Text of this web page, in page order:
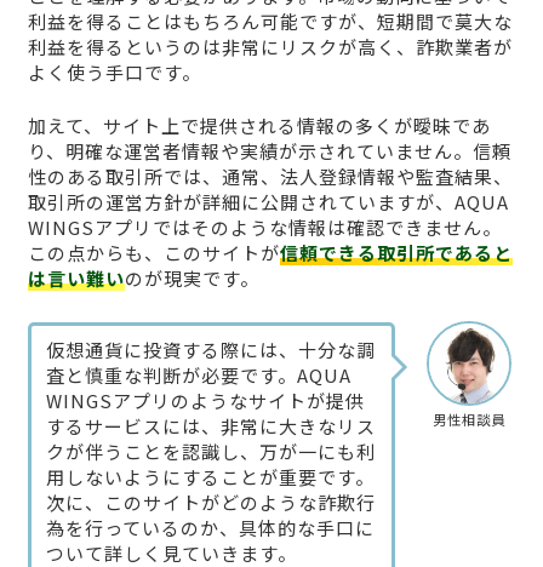
利益を得ることはもちろん可能ですが、短期間で莫大な
利益を得るというのは非常にリスクが高く、詐欺業者が
よく使う手口です。
加えて、サイト上で提供される情報の多くが曖昧であ
り、明確な運営者情報や実績が示されていません。信頼
性のある取引所では、通常、法人登録情報や監査結果、
取引所の運営方針が詳細に公開されていますが、AQUA
WINGSアプリではそのような情報は確認できません。
この点からも、このサイトが信頼できる取引所であると
は言い難いのが現実です。
男性相談員
仮想通貨に投資する際には、十分な調
査と慎重な判断が必要です。AQUA
WINGSアプリのようなサイトが提供
するサービスには、非常に大きなリス
クが伴うことを認識し、万が一にも利
用しないようにすることが重要です。
次に、このサイトがどのような詐欺行
為を行っているのか、具体的な手口に
ついて詳しく見ていきます。